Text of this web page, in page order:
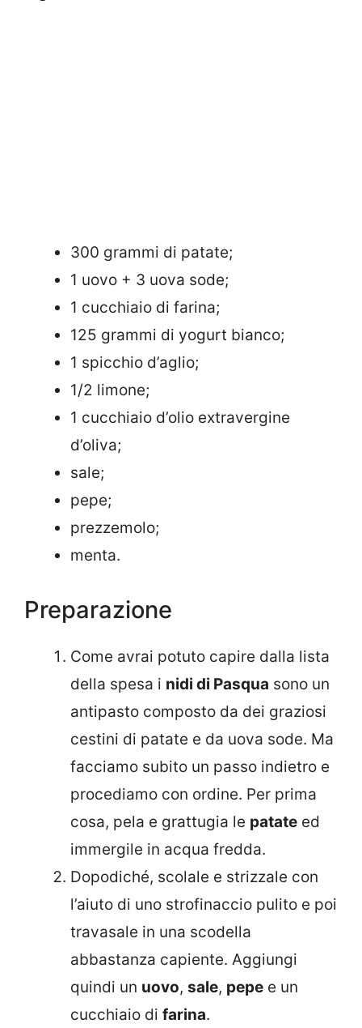
300 grammi di patate;
1 uovo + 3 uova sode;
1 cucchiaio di farina;
125 grammi di yogurt bianco;
1 spicchio d’aglio;
1/2 limone;
1 cucchiaio d’olio extravergine
d’oliva;
sale;
pepe;
prezzemolo;
menta.
Preparazione
Come avrai potuto capire dalla lista
della spesa i nidi di Pasqua sono un
antipasto composto da dei graziosi
cestini di patate e da uova sode. Ma
facciamo subito un passo indietro e
procediamo con ordine. Per prima
cosa, pela e grattugia le patate ed
immergile in acqua fredda.
Dopodiché, scolale e strizzale con
l’aiuto di uno strofinaccio pulito e poi
travasale in una scodella
abbastanza capiente. Aggiungi
quindi un uovo, sale, pepe e un
cucchiaio di farina.